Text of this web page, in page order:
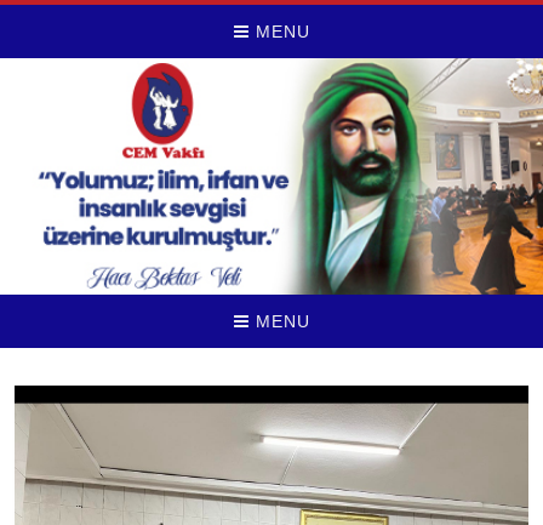
MENU
MENU